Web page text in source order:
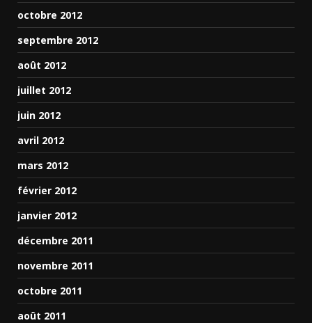
octobre 2012
septembre 2012
août 2012
juillet 2012
juin 2012
avril 2012
mars 2012
février 2012
janvier 2012
décembre 2011
novembre 2011
octobre 2011
août 2011